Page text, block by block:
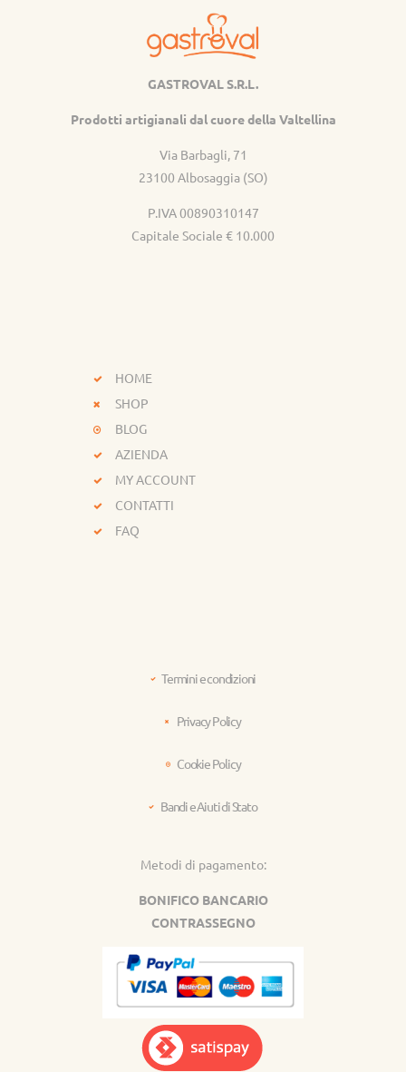
GASTROVAL S.R.L.
Prodotti artigianali dal cuore della Valtellina
Via Barbagli, 71
23100 Albosaggia (SO)
P.IVA 00890310147
Capitale Sociale € 10.000
HOME
SHOP
BLOG
AZIENDA
MY ACCOUNT
CONTATTI
FAQ
Termini e condizioni
Privacy Policy
Cookie Policy
Bandi e Aiuti di Stato
Metodi di pagamento:
BONIFICO BANCARIO
CONTRASSEGNO